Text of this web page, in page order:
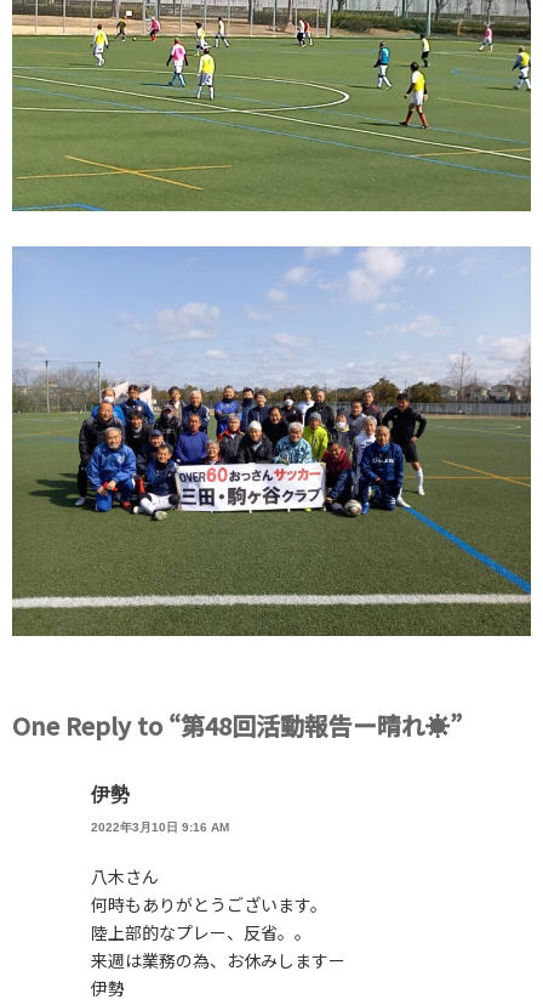
One Reply to “第48回活動報告ー晴れ☀️”
伊勢
2022年3月10日 9:16 AM
八木さん
何時もありがとうございます。
陸上部的なプレー、反省。。
来週は業務の為、お休みしますー
伊勢